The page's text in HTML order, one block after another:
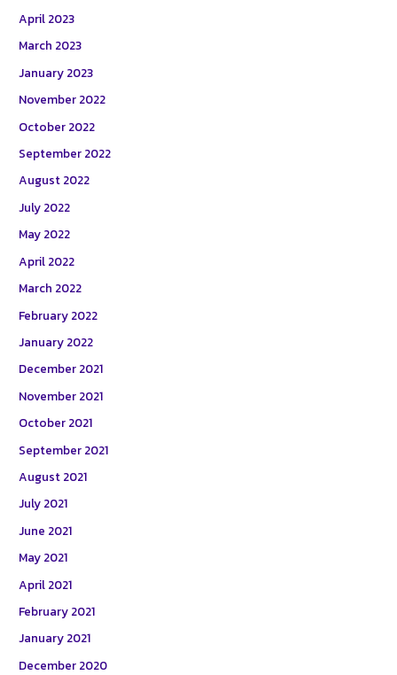
April 2023
March 2023
January 2023
November 2022
October 2022
September 2022
August 2022
July 2022
May 2022
April 2022
March 2022
February 2022
January 2022
December 2021
November 2021
October 2021
September 2021
August 2021
July 2021
June 2021
May 2021
April 2021
February 2021
January 2021
December 2020